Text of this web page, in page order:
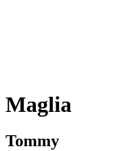
Maglia
Tommy